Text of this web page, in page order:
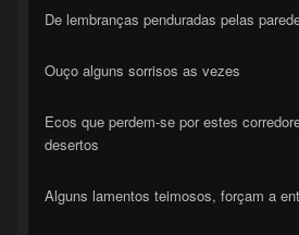
De lembranças penduradas pelas
Ouço alguns sorrisos as vezes
Ecos que perdem-se por estes
desertos
Alguns lamentos teimosos, forçam a